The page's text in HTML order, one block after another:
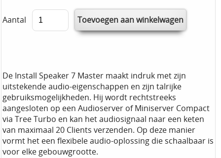
Aantal
De Install Speaker 7 Master maakt indruk met zijn
uitstekende audio-eigenschappen en zijn talrijke
gebruiksmogelijkheden. Hij wordt rechtstreeks
aangesloten op een Audioserver of Miniserver Compact
via Tree Turbo en kan het audiosignaal naar een keten
van maximaal 20 Clients verzenden. Op deze manier
vormt het een flexibele audio-oplossing die schaalbaar is
voor elke gebouwgrootte.